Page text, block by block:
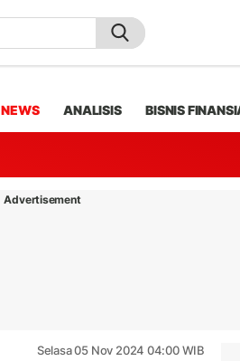
NEWS ANALISIS BISNIS
Advertisement
Selasa 05 Nov 2024 04:00 WIB